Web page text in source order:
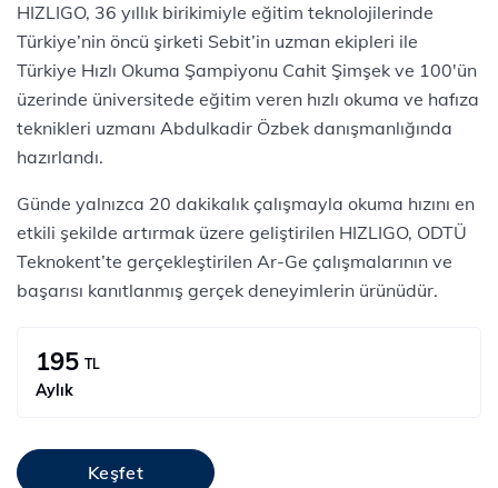
HIZLIGO, 36 yıllık birikimiyle eğitim teknolojilerinde
Türkiye’nin öncü şirketi Sebit’in uzman ekipleri ile
Türkiye Hızlı Okuma Şampiyonu Cahit Şimşek ve 100'ün
üzerinde üniversitede eğitim veren hızlı okuma ve hafıza
teknikleri uzmanı Abdulkadir Özbek danışmanlığında
hazırlandı.
Günde yalnızca 20 dakikalık çalışmayla okuma hızını en
etkili şekilde artırmak üzere geliştirilen HIZLIGO, ODTÜ
Teknokent’te gerçekleştirilen Ar-Ge çalışmalarının ve
başarısı kanıtlanmış gerçek deneyimlerin ürünüdür.
195 TL
Aylık
Keşfet